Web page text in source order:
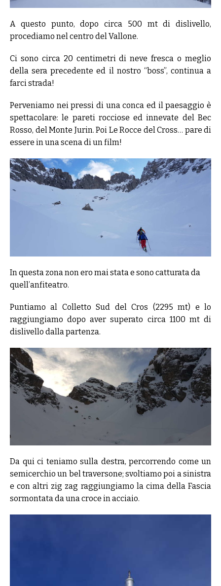
A questo punto, dopo circa 500 mt di dislivello,
procediamo nel centro del Vallone.
Ci sono circa 20 centimetri di neve fresca o meglio
della sera precedente ed il nostro “boss”, continua a
farci strada!
Perveniamo nei pressi di una conca ed il paesaggio è
spettacolare: le pareti rocciose ed innevate del Bec
Rosso, del Monte Jurin. Poi Le Rocce del Cross… pare di
essere in una scena di un film!
In questa zona non ero mai stata e sono catturata da
quell’anfiteatro.
Puntiamo al Colletto Sud del Cros (2295 mt) e lo
raggiungiamo dopo aver superato circa 1100 mt di
dislivello dalla partenza.
Da qui ci teniamo sulla destra, percorrendo come un
semicerchio un bel traversone; svoltiamo poi a sinistra
e con altri zig zag raggiungiamo la cima della Fascia
sormontata da una croce in acciaio.